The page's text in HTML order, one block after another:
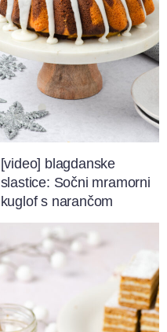
[video] blagdanske
slastice: Sočni mramorni
kuglof s narančom